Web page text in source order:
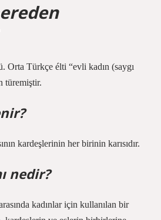
Orta Türkçe élti “evli kadın (saygı
türemiştir.
kardeşlerinin her birinin karısıdır.
nedir?
kadınlar için kullanılan bir